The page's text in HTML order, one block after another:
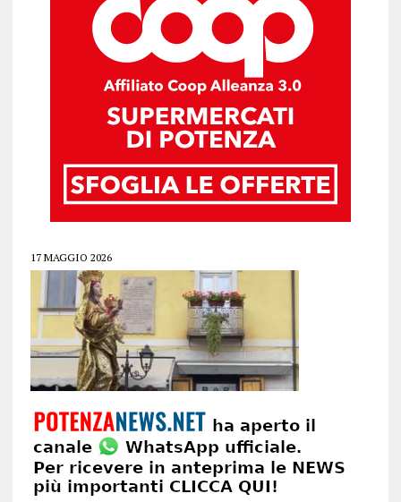
17 MAGGIO 2026